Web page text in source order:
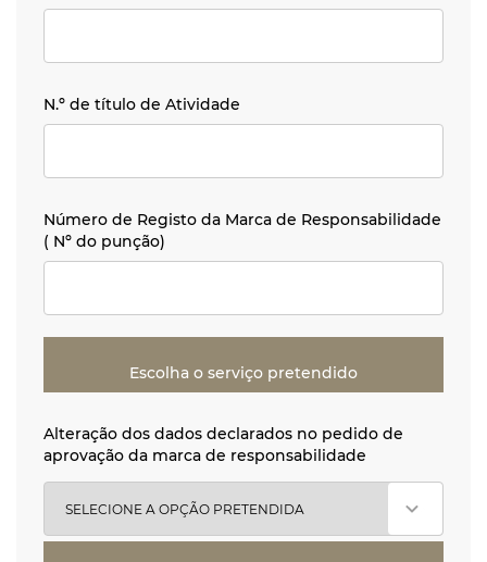
N.º de título de Atividade
N.º de título de Atividade
Número de Registo da Marca de Responsabilidade ( Nº
Número de Registo da Marca de Responsabilidade
( Nº do punção)
Escolha o serviço pretendido
Alteração dos dados declarados no pedido de
Alteração dos dados declarados no pedido de
aprovação da marca de responsabilidade